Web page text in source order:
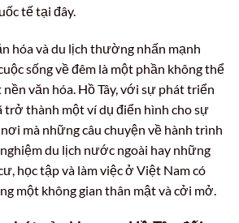
tế tại đây.
hóa và du lịch thường nhấn mạnh
sống về đêm là một phần không thể
văn hóa. Hồ Tây, với sự phát triển
trở thành một ví dụ điển hình cho sự
mà những câu chuyện về hành trình
du lịch nước ngoài hay những
học tập và làm việc ở Việt Nam có
một không gian thân mật và cởi mở.